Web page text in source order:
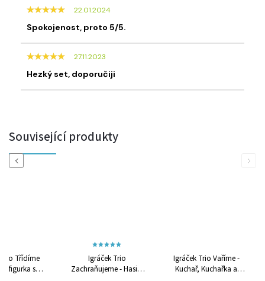
22.01.2024
Spokojenost, proto 5/5.
27.11.2023
Hezký set, doporučiji
Související produkty
Previous
Třídíme
- figurka s
Igráček Trio
Zachraňujeme - Hasič,
Igráček Trio Vaříme -
Kuchař, Kuchařka a
Next